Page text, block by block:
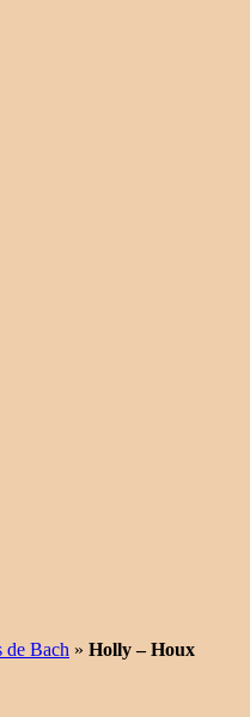
de Bach » Holly – Houx